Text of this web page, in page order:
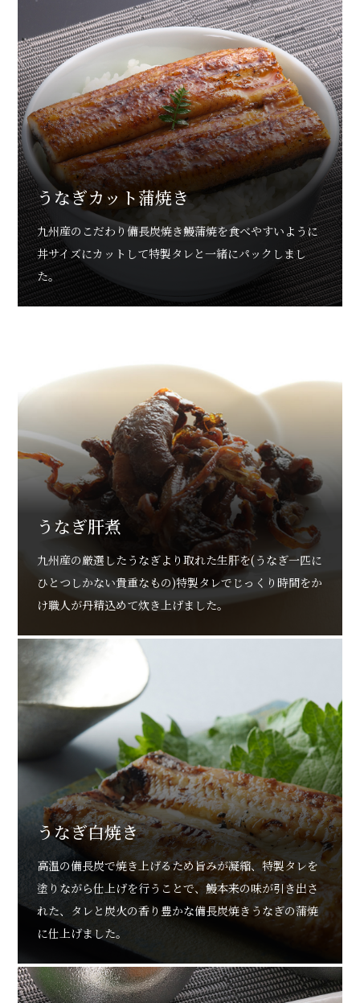
うなぎカット蒲焼き
九州産のこだわり備長炭焼き鰻蒲焼を食べやすいように
丼サイズにカットして特製タレと一緒にパックしまし
た。
うなぎ肝煮
九州産の厳選したうなぎより取れた生肝を(うなぎ一匹に
ひとつしかない貴重なもの)特製タレでじっくり時間をか
け職人が丹精込めて炊き上げました。
うなぎ白焼き
高温の備長炭で焼き上げるため旨みが凝縮、特製タレを
塗りながら仕上げを行うことで、鰻本来の味が引き出さ
れた、タレと炭火の香り豊かな備長炭焼きうなぎの蒲焼
に仕上げました。